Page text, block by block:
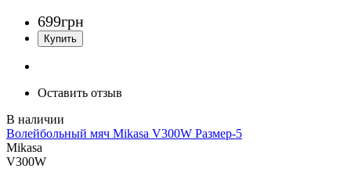
699грн
Оставить отзыв
Волейбольный мяч Mikasa V300W Размер-5
Mikasa
V300W